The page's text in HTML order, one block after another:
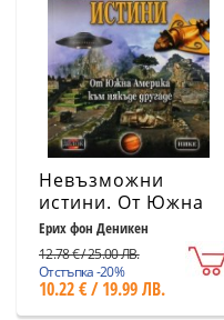
Невъзможни
истини. От Южна
Америка към
някъде другаде
Ерих фон Деникен
12.78 € / 25.00 ЛВ.
Отстъпка -20%
10.22 € / 19.99 ЛВ.